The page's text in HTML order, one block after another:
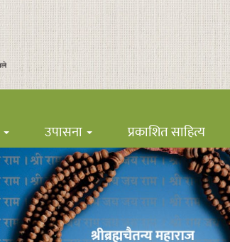
उपासना प्रकाशित साहित्य